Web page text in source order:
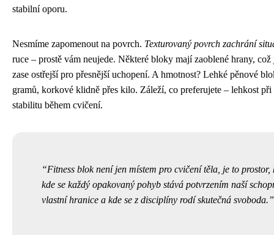
stabilní oporu.
Nesmíme zapomenout na povrch. Texturovaný povrch zachrání
ruce – prostě vám neujede. Některé bloky mají zaoblené hrany,
zase ostřejší pro přesnější uchopení. A hmotnost? Lehké pěnové
gramů, korkové klidně přes kilo. Záleží, co preferujete – lehkost při
stabilitu během cvičení.
Fitness blok není jen místem pro cvičení těla, je to prostor,
kde se každý opakovaný pohyb stává potvrzením naší
vlastní hranice a kde se z disciplíny rodí skutečná svoboda.